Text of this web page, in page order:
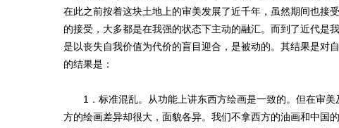
在此之前按着这块土地上的审美发展了近千年，虽然期间也接
的接受，大多都是在我强的状态下主动的融汇。而到了近代是
是以丧失自我价值为代价的盲目迎合，是被动的。其结果是对
的结果是：
1．标准混乱。从功能上讲东西方绘画是一致的。但在审美
方的绘画差异却很大，面貌各异。我们不拿西方的油画和中国